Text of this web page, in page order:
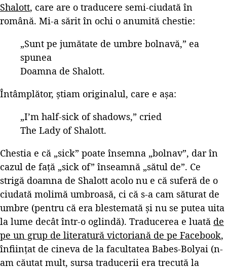
Shalott, care are o traducere semi-ciudată în
română. Mi-a sărit în ochi o anumită chestie:
„Sunt pe jumătate de umbre bolnavă,” ea
spunea
Doamna de Shalott.
Întâmplător, știam originalul, care e așa:
„I’m half-sick of shadows,” cried
The Lady of Shalott.
Chestia e că „sick” poate însemna „bolnav”, dar în
cazul de față „sick of” înseamnă „sătul de”. Ce
strigă doamna de Shalott acolo nu e că suferă de o
ciudată molimă umbroasă, ci că s-a cam săturat de
umbre (pentru că era blestemată și nu se putea uita
la lume decât într-o oglindă). Traducerea e luată de
pe un grup de literatură victoriană de pe Facebook,
înființat de cineva de la facultatea Babes-Bolyai (n-
am căutat mult, sursa traducerii era trecută la